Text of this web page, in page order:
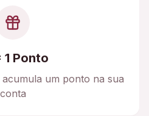
1 Ponto
um ponto na sua
conta